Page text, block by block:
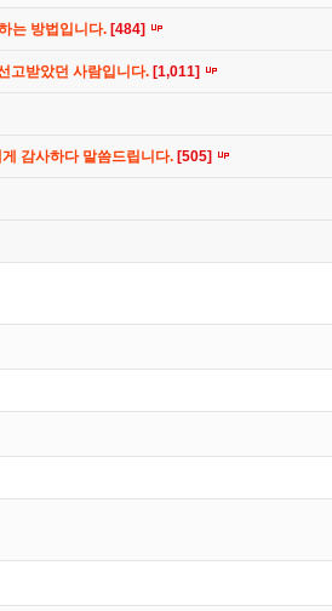
는 방법입니다. [484]
고받았던 사람입니다. [1,011]
감사하다 말씀드립니다. [505]